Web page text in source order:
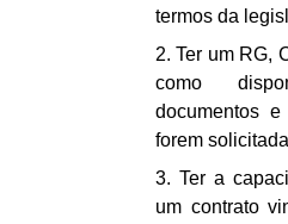
termos da
2. Ter um RG,
como
documentos
forem
3. Ter a
um contrato